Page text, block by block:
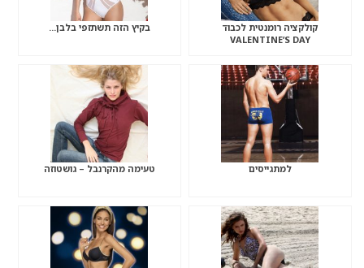
קולקציה רומנטית לכבוד
VALENTINE’S DAY
בקיץ הזה תשתזפי בלבן…
למתגייסים טעימה מהקרנבל – גושטוזה